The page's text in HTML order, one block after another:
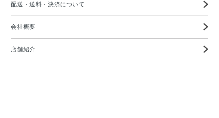
配送・送料・決済について
会社概要
店舗紹介